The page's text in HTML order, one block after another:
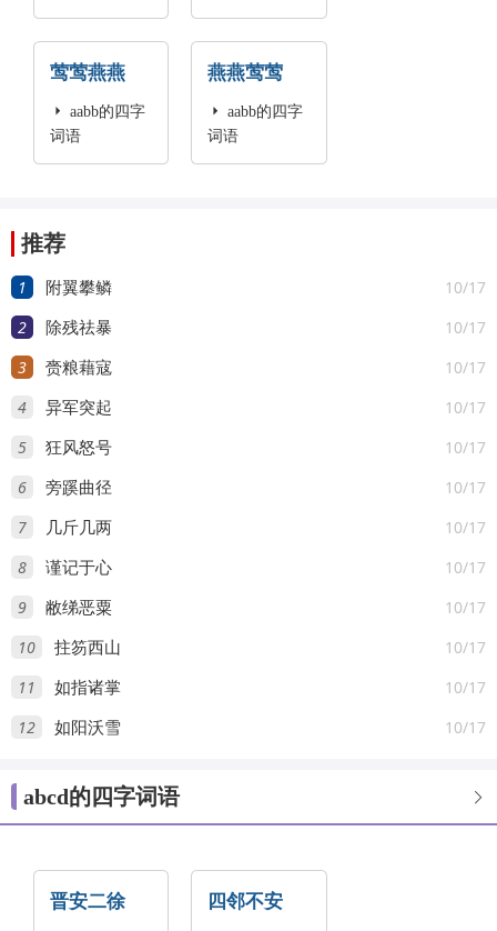
莺莺燕燕

aabb的四字
词语
燕燕莺莺

aabb的四字
词语
推荐
1 10/17
附翼攀鳞
2 10/17
除残祛暴
3 10/17
赍粮藉寇
4 10/17
异军突起
5 10/17
狂风怒号
6 10/17
旁蹊曲径
7 10/17
几斤几两
8 10/17
谨记于心
9 10/17
敝绨恶粟
10 10/17
拄笏西山
11 10/17
如指诸掌
12 10/17
如阳沃雪

abcd的四字词语
晋安二徐 四邻不安